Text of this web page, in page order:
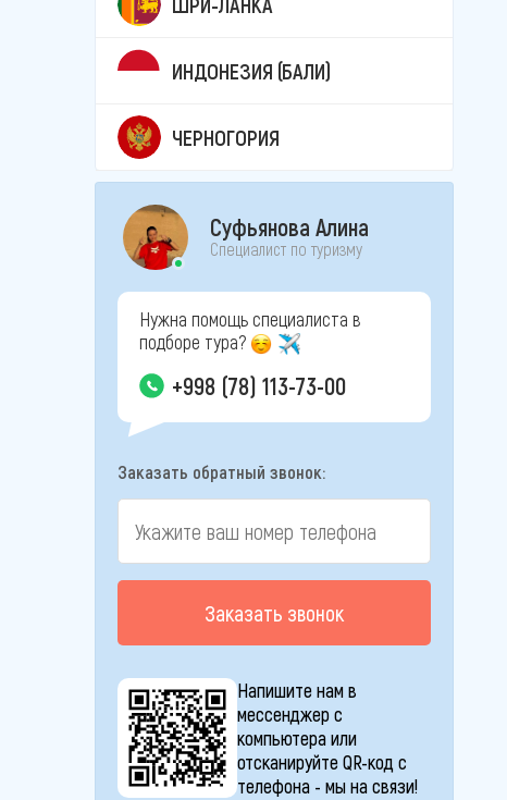
ИНДОНЕЗИЯ (БАЛИ)
ЧЕРНОГОРИЯ
Суфьянова Алина
Специалист по туризму
Нужна помощь специалиста в
подборе тура?
+998 (78) 113-73-00
Заказать обратный звонок:
Заказать звонок
Напишите нам в
мессенджер с
компьютера или
отсканируйте QR-код с
телефона - мы на связи!